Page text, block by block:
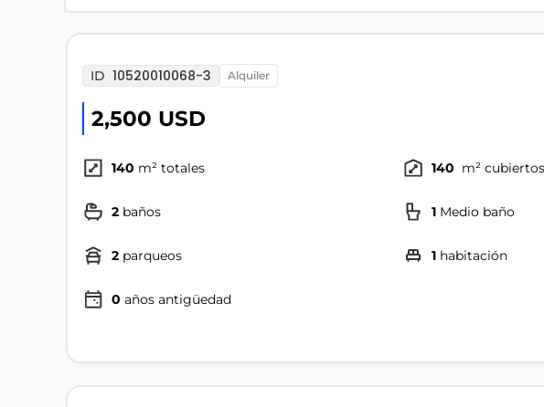
ID 10520010068-3 alquiler
2,500 USD
140 m² totales 140 m² cubiertos
2 baños 1 Medio baño
2 parqueos 1 habitación
0 años antigüedad